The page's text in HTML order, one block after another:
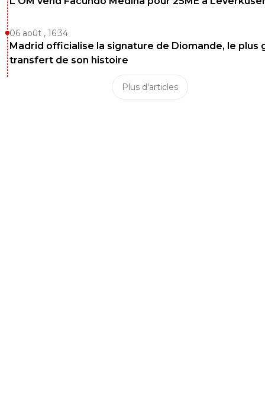
06 août , 16:34
Madrid officialise la signature de Diomande, le plus
transfert de son histoire
Plus d'articles